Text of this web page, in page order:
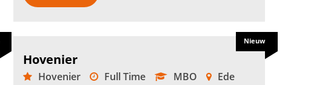
Hovenier
Hovenier Full Time MBO Ede
Nieuw